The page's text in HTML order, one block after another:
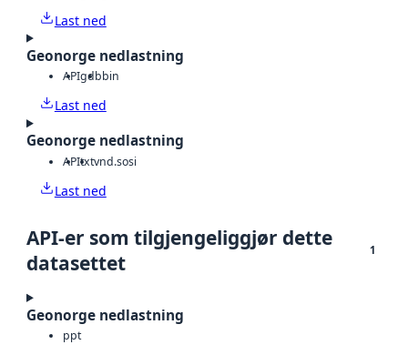
Last ned
Geonorge nedlastning
APIgdbbin
Last ned
Geonorge nedlastning
APItxtvnd.sosi
Last ned
API-er som tilgjengeliggjør dette
datasettet
1
Geonorge nedlastning
ppt